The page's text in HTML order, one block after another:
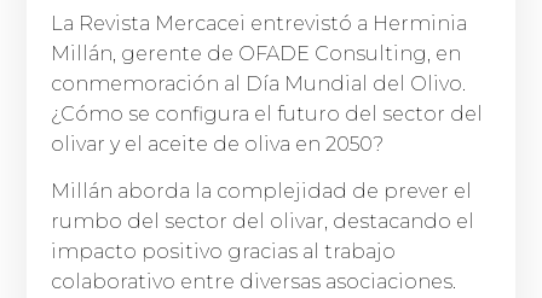
La Revista Mercacei entrevistó a Herminia
Millán, gerente de OFADE Consulting, en
conmemoración al Día Mundial del Olivo.
¿Cómo se configura el futuro del sector del
olivar y el aceite de oliva en 2050?
Millán aborda la complejidad de prever el
rumbo del sector del olivar, destacando el
impacto positivo gracias al trabajo
colaborativo entre diversas asociaciones.